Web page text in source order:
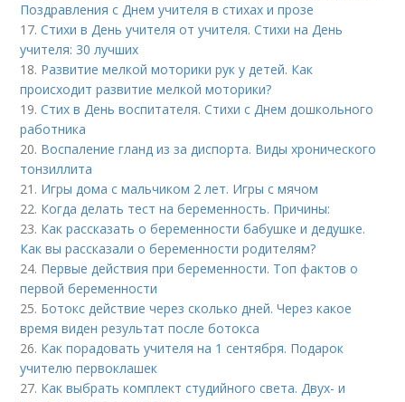
Поздравления с Днем учителя в стихах и прозе
17.Стихи в День учителя от учителя. Стихи на День
учителя: 30 лучших
18. Развитие мелкой моторики рук у детей. Как
происходит развитие мелкой моторики?
19.Стих в День воспитателя. Стихи с Днем дошкольного
работника
20. Воспаление гланд из за диспорта. Виды хронического
тонзиллита
21. Игры дома с мальчиком 2 лет. Игры с мячом
22. Когда делать тест на беременность. Причины:
23. Как рассказать о беременности бабушке и дедушке.
Как вы рассказали о беременности родителям?
24. Первые действия при беременности. Топ фактов о
первой беременности
25. Ботокс действие через сколько дней. Через какое
время виден результат после ботокса
26. Как порадовать учителя на 1 сентября. Подарок
учителю первоклашек
27. Как выбрать комплект студийного света. Двух- и